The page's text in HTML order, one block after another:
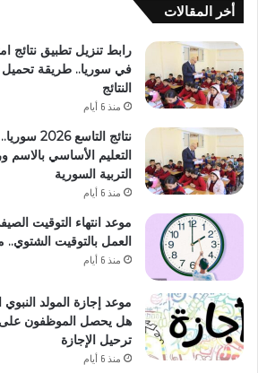
أخر المقالات
في سوريا.. طريقة تحميل
النتائج
منذ 6 أيام
نتائج
التعليم الأساسي بالاسم
التربية السورية
منذ 6 أيام
العمل بالتوقيت الشتوي..
منذ 6 أيام
ترحيل الإجازة
منذ 6 أيام